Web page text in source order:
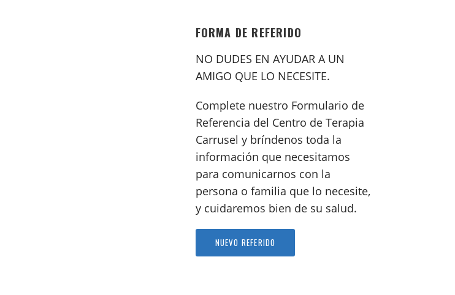
FORMA DE REFERIDO
NO DUDES EN AYUDAR A UN
AMIGO QUE LO NECESITE.
Complete nuestro Formulario de
Referencia del Centro de Terapia
Carrusel y bríndenos toda la
información que necesitamos
para comunicarnos con la
persona o familia que lo necesite,
y cuidaremos bien de su salud.
NUEVO REFERIDO